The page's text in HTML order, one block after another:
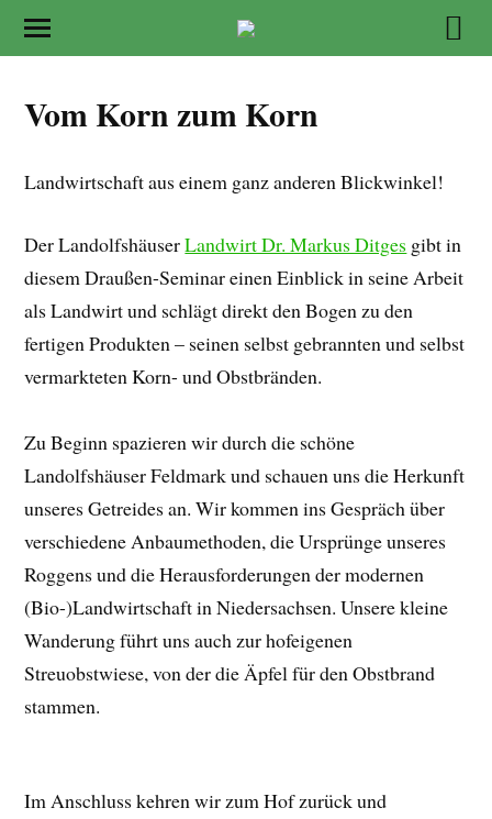
Vom Korn zum Korn
Landwirtschaft aus einem ganz anderen Blickwinkel!
Der LandolfshäuserLandwirt Dr. Markus Ditges gibt in
diesem Draußen-Seminar einen Einblick in seine Arbeit
als Landwirt und schlägt direkt den Bogen zu den
fertigen Produkten – seinen selbst gebrannten und selbst
vermarkteten Korn- und Obstbränden.
Zu Beginn spazieren wir durch die schöne
Landolfshäuser Feldmark und schauen uns die Herkunft
unseres Getreides an. Wir kommen ins Gespräch über
verschiedene Anbaumethoden, die Ursprünge unseres
Roggens und die Herausforderungen der modernen
(Bio-)Landwirtschaft in Niedersachsen. Unsere kleine
Wanderung führt uns auch zur hofeigenen
Streuobstwiese, von der die Äpfel für den Obstbrand
stammen.
Im Anschluss kehren wir zum Hof zurück und